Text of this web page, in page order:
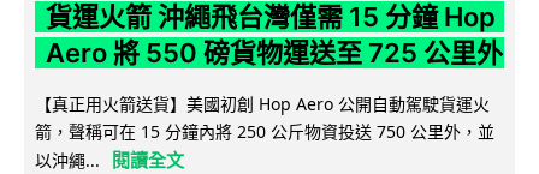
貨運火箭 沖繩飛台灣僅需 15 分鐘 Hop
Aero 將 550 磅貨物運送至 725 公里外
【真正用火箭送貨】美國初創 Hop Aero 公開自動駕駛貨運火
箭，聲稱可在 15 分鐘內將 250 公斤物資投送 750 公里外，並
以沖繩...
閱讀全文